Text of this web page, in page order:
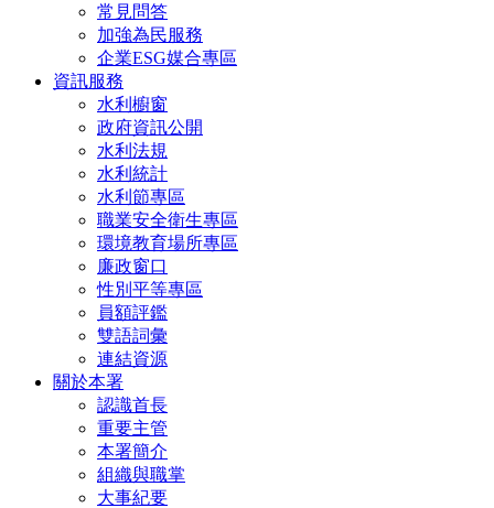
常見問答
加強為民服務
企業ESG媒合專區
資訊服務
水利櫥窗
政府資訊公開
水利法規
水利統計
水利節專區
職業安全衛生專區
環境教育場所專區
廉政窗口
性別平等專區
員額評鑑
雙語詞彙
連結資源
關於本署
認識首長
重要主管
本署簡介
組織與職掌
大事紀要